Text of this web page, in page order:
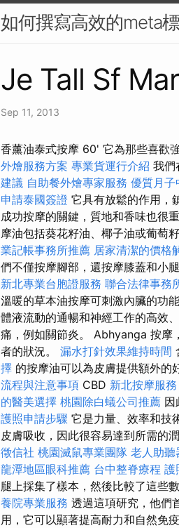
如何撰寫高效的meta
Je Tall Sf
Sep 11, 2013
香薰油泰式按摩 60' 它為那些喜歡
外燴服務方案 專業貨運行介紹 我們
建議 自助餐外燴專家服務 優質月子
申請泰國簽證 它具有放鬆的作用，
成功按摩的關鍵，質地和香味也很
摩油包括葵花籽油、椰子油或葡萄
業記帳事務所推薦 居家清潔的價格
們不僅按摩腳部，還按摩膝蓋和小腿
新北專業台胞證服務 聯合法律事務
溫暖的草本油按摩可刺激內臟的功
體液流動的通暢和神經工作的高效
痛，例如關節炎。 Abhyanga 按摩
者的狀況。 漏水打針效果維持時間
擇 的按摩油可以為皮膚提供額外的
流程與注意事項 CBD 新北按摩服務
的醫美選擇 桃園除白蟻公司推薦 因
護照申請步驟 它是力量、效率和技
皮膚吸收，因此很容易達到所需的
徵信社 桃園滅鼠專業團隊 老人助聽
龍潭地區眼科推薦 台中整脊療程 護
腿上採集了樣本，然後比較了這些
養院專業服務 透過這項研究，他們
用，它可以顯著提高耐力和自然免